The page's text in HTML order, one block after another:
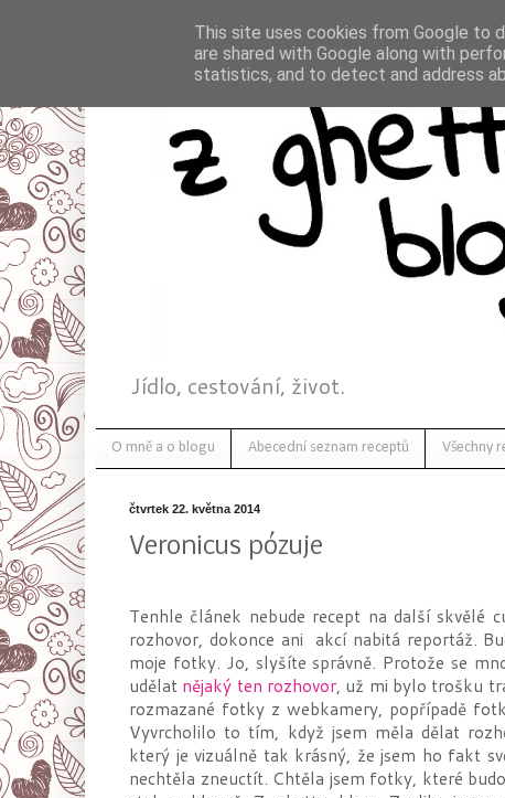
Jídlo, cestování, život.
O mně a o blogu Abecední seznam receptů Všechny
čtvrtek 22. května 2014
Veronicus pózuje
Tenhle článek nebude recept na další skvělé
rozhovor, dokonce ani akcí nabitá reportáž.
moje fotky. Jo, slyšíte správně. Protože se
udělat nějaký ten rozhovor, už mi bylo trošku
rozmazané fotky z webkamery, popřípadě
Vyvrcholilo to tím, když jsem měla dělat
který je vizuálně tak krásný, že jsem ho fakt
nechtěla zneuctít. Chtěla jsem fotky, které
This site uses cookies from Google to
are shared with Google along with
statistics, and to detect and address